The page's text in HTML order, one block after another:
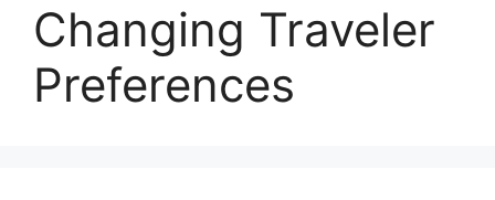
Changing Traveler
Preferences